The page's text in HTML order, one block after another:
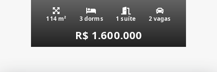
114 m² 3 dorms 1 suíte 2 vagas
R$ 1.600.000